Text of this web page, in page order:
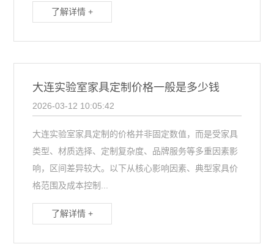
了解详情 +
大连实验室家具定制价格一般是多少钱
2026-03-12 10:05:42
大连实验室家具定制的价格并非固定数值，而是受家具
类型、材质选择、定制复杂度、品牌服务等多重因素影
响，区间差异较大。以下从核心影响因素、典型家具价
格范围及成本控制...
了解详情 +